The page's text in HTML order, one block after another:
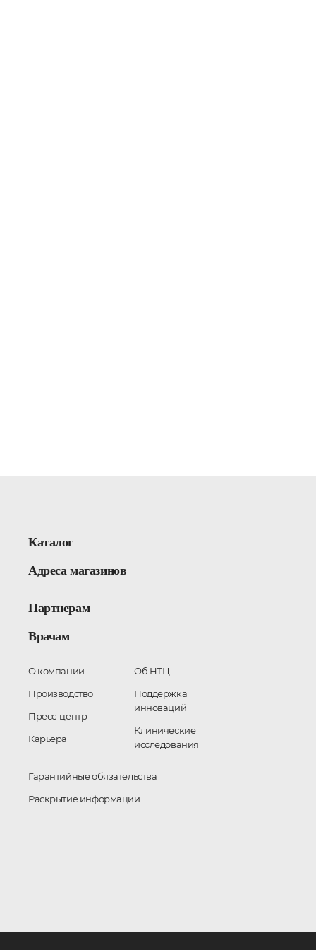
Каталог
Адреса магазинов
Партнерам
Врачам
О компании
Производство
Пресс-центр
Карьера
Об НТЦ
Поддержка
инноваций
Клинические
исследования
Гарантийные обязательства
Раскрытие информации